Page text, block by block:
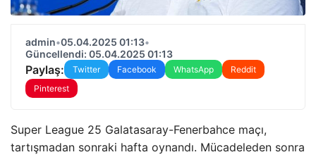
admin•05.04.2025 01:13•
Güncellendi: 05.04.2025 01:13
Paylaş: Twitter Facebook WhatsApp
Reddit
Pinterest
Super League 25 Galatasaray-Fenerbahce maçı,
tartışmadan sonraki hafta oynandı. Mücadeleden sonra